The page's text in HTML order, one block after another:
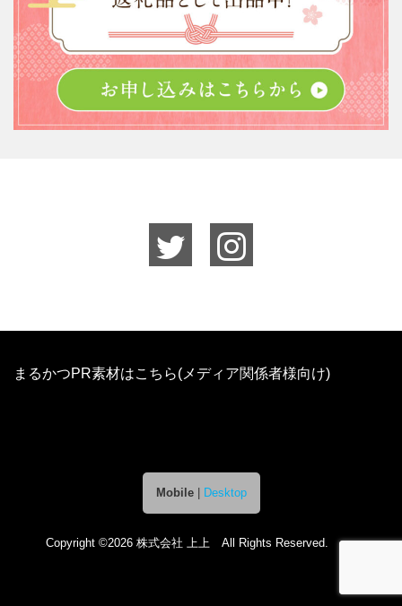
まるかつPR素材はこちら(メディア関係者様向け)
Mobile| Desktop
Copyright ©2026 株式会社 上上 All Rights Reserved.